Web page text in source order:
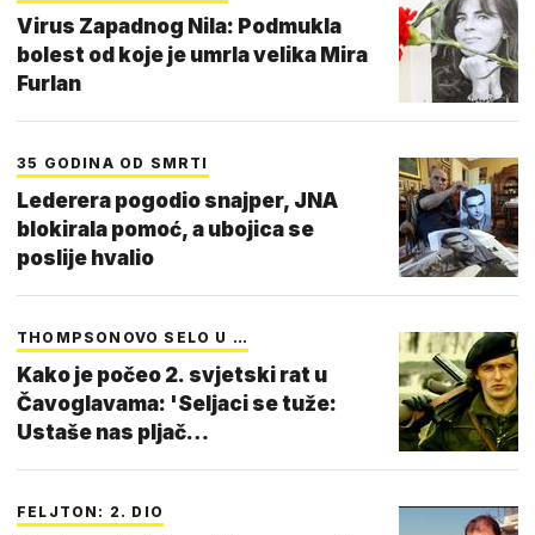
Virus Zapadnog Nila: Podmukla
bolest od koje je umrla velika Mira
Furlan
35 GODINA OD SMRTI
Lederera pogodio snajper, JNA
blokirala pomoć, a ubojica se
poslije hvalio
THOMPSONOVO SELO U …
Kako je počeo 2. svjetski rat u
Čavoglavama: 'Seljaci se tuže:
Ustaše nas pljač…
FELJTON: 2. DIO